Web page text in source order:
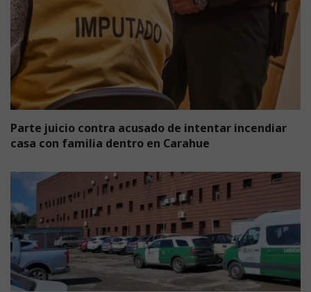
Parte juicio contra acusado de intentar incendiar
casa con familia dentro en Carahue